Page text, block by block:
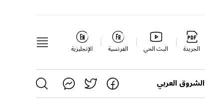
الجريدة البث الحي الفرنسية الإنجليزية
الشروق العربي